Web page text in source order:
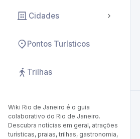
Cidades
Pontos Turísticos
Trilhas
Wiki Rio de Janeiro é o guia
colaborativo do Rio de Janeiro.
Descubra notícias em geral, atrações
turísticas, praias, trilhas, gastronomia,